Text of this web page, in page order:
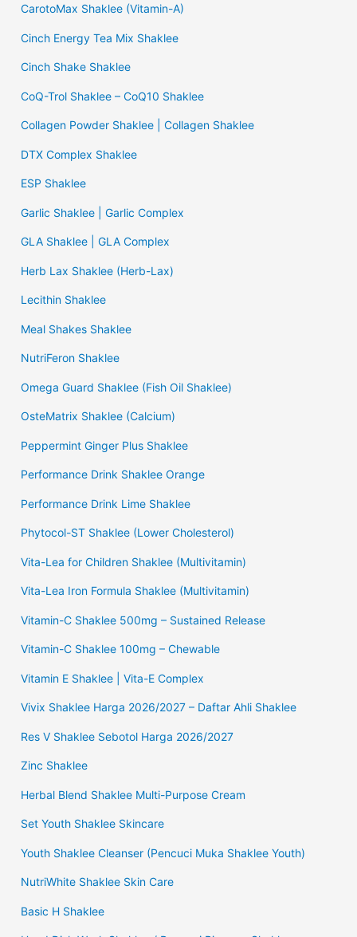
CarotoMax Shaklee (Vitamin-A)
Cinch Energy Tea Mix Shaklee
Cinch Shake Shaklee
CoQ-Trol Shaklee – CoQ10 Shaklee
Collagen Powder Shaklee | Collagen Shaklee
DTX Complex Shaklee
ESP Shaklee
Garlic Shaklee | Garlic Complex
GLA Shaklee | GLA Complex
Herb Lax Shaklee (Herb-Lax)
Lecithin Shaklee
Meal Shakes Shaklee
NutriFeron Shaklee
Omega Guard Shaklee (Fish Oil Shaklee)
OsteMatrix Shaklee (Calcium)
Peppermint Ginger Plus Shaklee
Performance Drink Shaklee Orange
Performance Drink Lime Shaklee
Phytocol-ST Shaklee (Lower Cholesterol)
Vita-Lea for Children Shaklee (Multivitamin)
Vita-Lea Iron Formula Shaklee (Multivitamin)
Vitamin-C Shaklee 500mg – Sustained Release
Vitamin-C Shaklee 100mg – Chewable
Vitamin E Shaklee | Vita-E Complex
Vivix Shaklee Harga 2026/2027 – Daftar Ahli Shaklee
Res V Shaklee Sebotol Harga 2026/2027
Zinc Shaklee
Herbal Blend Shaklee Multi-Purpose Cream
Set Youth Shaklee Skincare
Youth Shaklee Cleanser (Pencuci Muka Shaklee Youth)
NutriWhite Shaklee Skin Care
Basic H Shaklee